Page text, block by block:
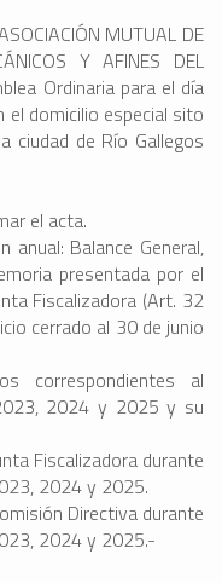
MUTUAL DE
Y AFINES DEL
Ordinaria para el día
el domicilio especial sito
ciudad de Río Gallegos
el acta.
anual: Balance General,
presentada por el
Fiscalizadora (Art. 32
cerrado al 30 de junio
correspondientes al
2024 y 2025 y su
Fiscalizadora durante
2024 y 2025.
Directiva durante
2024 y 2025.-